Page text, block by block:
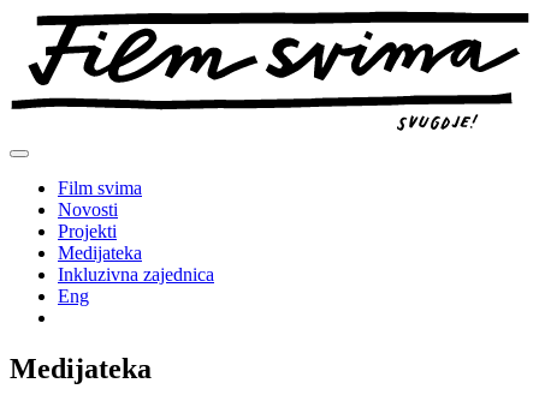
Preskoči
sadržaj
Film svima
Novosti
Projekti
Medijateka
Inkluzivna zajednica
Eng
Medijateka